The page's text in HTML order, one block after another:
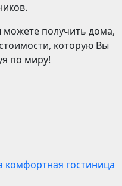
получить дома,
которую Вы
по миру!
комфортная гостиница